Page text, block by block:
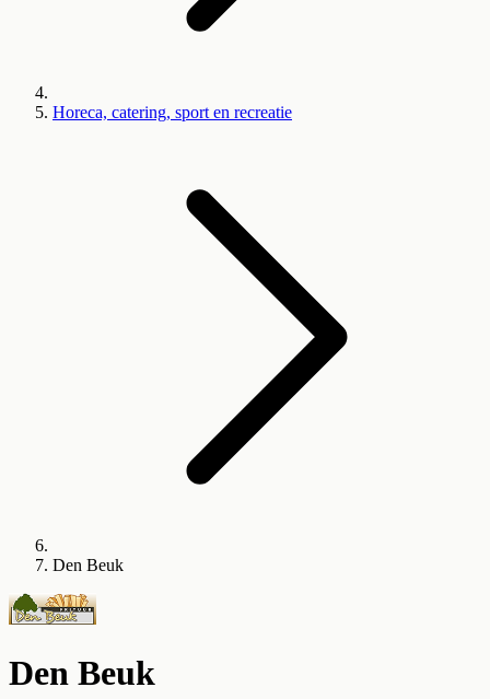
Horeca, catering, sport en recreatie
Den Beuk
Den Beuk